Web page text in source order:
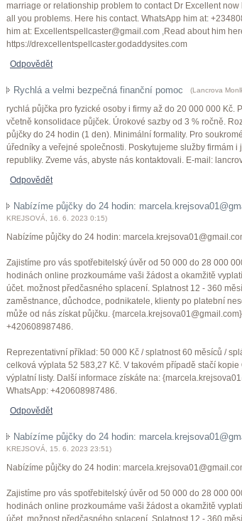
marriage or relationship problem to contact Dr Excellent now
all you problems. Here his contact. WhatsApp him at:
him at: Excellentspellcaster@gmail.com ,Read about him
https://drexcellentspellcaster.godaddysites.com
Odpovědět
Rychlá a velmi bezpečná finanční pomoc (Lancrova
rychlá půjčka pro fyzické osoby i firmy až do 20 000 000 Kč.
včetně konsolidace půjček. Úrokové sazby od 3 % ročně.
půjčky do 24 hodin (1 den). Minimální formality. Pro
úředníky a veřejné společnosti. Poskytujeme služby firmám i
republiky. Zveme vás, abyste nás kontaktovali. E-mail:
Odpovědět
Nabízíme půjčky do 24 hodin:
KREJSOVÁ
16. 6. 2023 0:15)
Nabízíme půjčky do 24 hodin:
Zajistíme pro vás spotřebitelský úvěr od 50 000 do 28 000
hodinách online prozkoumáme vaši žádost a okamžitě
účet. možnost předčasného splacení. Splatnost 12 - 360
zaměstnance, důchodce, podnikatele, klienty po platební
může od nás získat půjčku.
+420608987486.
Reprezentativní příklad: 50 000 Kč / splatnost 60 měsíců /
celková výplata 52 583,27 Kč. V takovém případě stačí
výplatní listy. Další informace získáte na:
WhatsApp: +420608987486.
Odpovědět
Nabízíme půjčky do 24 hodin:
KREJSOVÁ
15. 6. 2023 23:51)
Nabízíme půjčky do 24 hodin:
Zajistíme pro vás spotřebitelský úvěr od 50 000 do 28 000
hodinách online prozkoumáme vaši žádost a okamžitě
účet. možnost předčasného splacení. Splatnost 12 - 360